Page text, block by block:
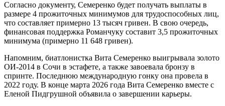
Согласно документу, Семеренко будет получать выплаты в
размере 4 прожиточных минимумов для трудоспособных лиц,
что составляет примерно 13 тысяч гривен. В свою очередь,
финансовая поддержка Романчуку составит 3,5 прожиточных
минимума (примерно 11 648 гривен).
Напомним, биатлонистка Вита Семеренко выигрывала золото
ОИ-2014 в Сочи в эстафете, а также завоевала бронзу в
спринте. Последнюю международную гонку она провела в
2022 году. В конце марта 2026 года Вита Семеренко вместе с
Еленой Пидгрушной объявила о завершении карьеры.